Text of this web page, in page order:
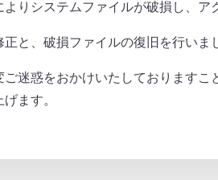
りシステムファイルが破損し、ア
と、破損ファイルの復旧を行いま
ご迷惑をおかけいたしております
ます。